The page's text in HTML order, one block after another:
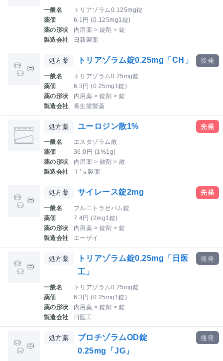
一般名
トリアゾラム0.125mg錠
薬価
6.1円 (0.125mg1錠)
薬の形状
内用薬 > 錠剤 > 錠
製造会社
日新製薬
処方薬 トリアゾラム錠0.25mg「CH」
一般名
トリアゾラム0.25mg錠
薬価
6.3円 (0.25mg1錠)
薬の形状
内用薬 > 錠剤 > 錠
製造会社
長生堂製薬
後発
処方薬 ユーロジン散1%
一般名
エスタゾラム散
薬価
36.0円 (1%1g)
薬の形状
内用薬 > 散剤 > 散
製造会社
Ｔ’ｓ製薬
先発
処方薬 サイレース錠2mg
一般名
フルニトラゼパム錠
薬価
7.4円 (2mg1錠)
薬の形状
内用薬 > 錠剤 > 錠
製造会社
エーザイ
先発
処方薬
トリアゾラム錠0.25mg「日医
工」
一般名
トリアゾラム0.25mg錠
薬価
6.3円 (0.25mg1錠)
薬の形状
内用薬 > 錠剤 > 錠
製造会社
日医工
後発
処方薬
ブロチゾラムOD錠
0.25mg「JG」
後発